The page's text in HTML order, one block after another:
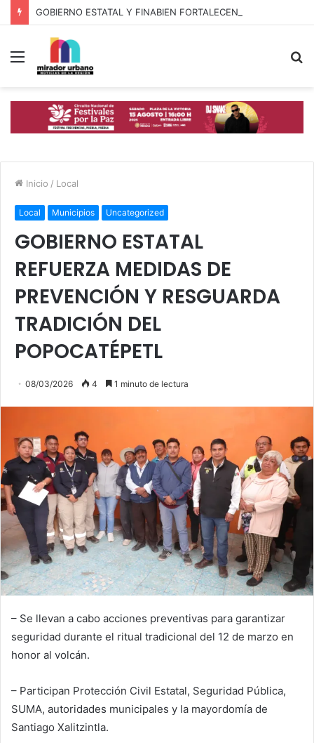
Menú
Inicio / Local
Local Municipios Uncategorized
GOBIERNO ESTATAL
REFUERZA MEDIDAS DE
PREVENCIÓN Y RESGUARDA
TRADICIÓN DEL
POPOCATÉPETL
08/03/2026 4 1 minuto de lectura
– Se llevan a cabo acciones preventivas para garantizar
seguridad durante el ritual tradicional del 12 de marzo en
honor al volcán.
– Participan Protección Civil Estatal, Seguridad Pública,
SUMA, autoridades municipales y la mayordomía de
Santiago Xalitzintla.